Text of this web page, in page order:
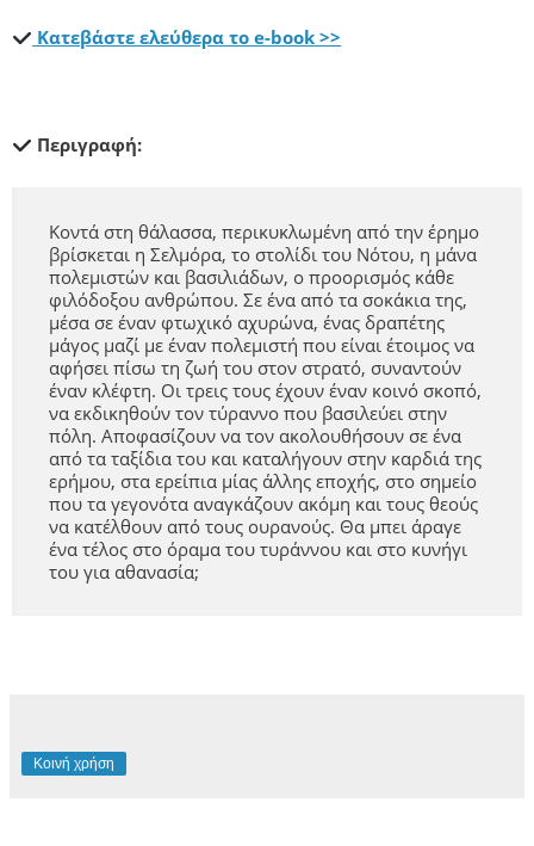
Κατεβάστε ελεύθερα το e-book >>
Περιγραφή:
Κοντά στη θάλασσα, περικυκλωμένη από την έρημο
βρίσκεται η Σελμόρα, το στολίδι του Νότου, η μάνα
πολεμιστών και βασιλιάδων, ο προορισμός κάθε
φιλόδοξου ανθρώπου. Σε ένα από τα σοκάκια της,
μέσα σε έναν φτωχικό αχυρώνα, ένας δραπέτης
μάγος μαζί με έναν πολεμιστή που είναι έτοιμος να
αφήσει πίσω τη ζωή του στον στρατό, συναντούν
έναν κλέφτη. Οι τρεις τους έχουν έναν κοινό σκοπό,
να εκδικηθούν τον τύραννο που βασιλεύει στην
πόλη. Αποφασίζουν να τον ακολουθήσουν σε ένα
από τα ταξίδια του και καταλήγουν στην καρδιά της
ερήμου, στα ερείπια μίας άλλης εποχής, στο σημείο
που τα γεγονότα αναγκάζουν ακόμη και τους θεούς
να κατέλθουν από τους ουρανούς. Θα μπει άραγε
ένα τέλος στο όραμα του τυράννου και στο κυνήγι
του για αθανασία;
Κοινή χρήση